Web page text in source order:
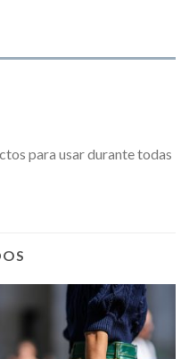
para usar durante todas